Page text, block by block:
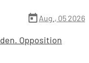
today Aug., 05 2026
Opposition